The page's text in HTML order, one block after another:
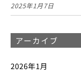
2025年1月7日
アーカイブ
2026年1月